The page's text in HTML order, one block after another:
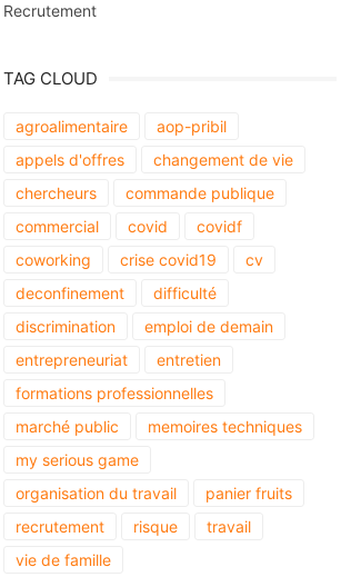
Recrutement
TAG CLOUD
agroalimentaire
aop-pribil
appels d'offres
changement de vie
chercheurs
commande publique
commercial
covid
covidf
coworking
crise covid19
cv
deconfinement
difficulté
discrimination
emploi de demain
entrepreneuriat
entretien
formations professionnelles
marché public
memoires techniques
my serious game
organisation du travail
panier fruits
recrutement
risque
travail
vie de famille